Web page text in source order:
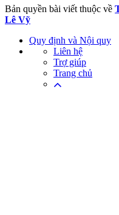
Bản quyền bài viết thuộc về
Lê Vỹ
Quy định và Nội quy
Liên hệ
Trợ giúp
Trang chủ